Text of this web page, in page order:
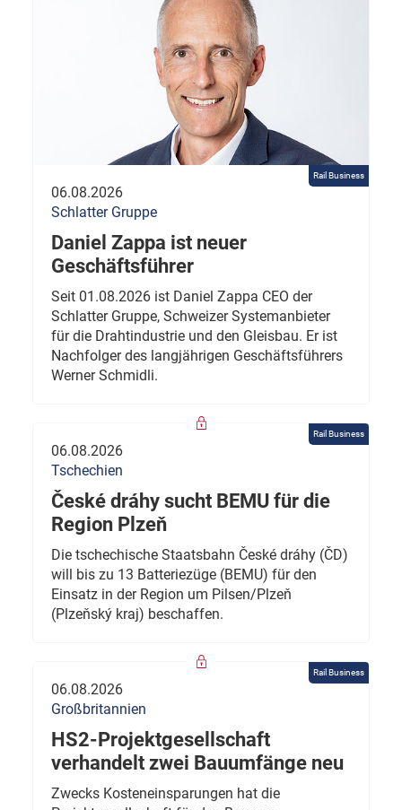
Rail Business
06.08.2026
Schlatter Gruppe
Daniel Zappa ist neuer
Geschäftsführer
Seit 01.08.2026 ist Daniel Zappa CEO der
Schlatter Gruppe, Schweizer Systemanbieter
für die Drahtindustrie und den Gleisbau. Er ist
Nachfolger des langjährigen Geschäftsführers
Werner Schmidli.
Rail Business
06.08.2026
Tschechien
České dráhy sucht BEMU für die
Region Plzeň
Die tschechische Staatsbahn České dráhy (ČD)
will bis zu 13 Batteriezüge (BEMU) für den
Einsatz in der Region um Pilsen/Plzeň
(Plzeňský kraj) beschaffen.
Rail Business
06.08.2026
Großbritannien
HS2-Projektgesellschaft
verhandelt zwei Bauumfänge neu
Zwecks Kosteneinsparungen hat die